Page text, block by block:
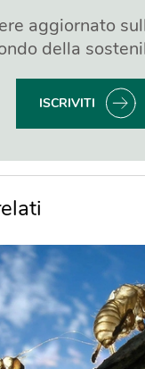
aggiornato
della
ISCRIVITI